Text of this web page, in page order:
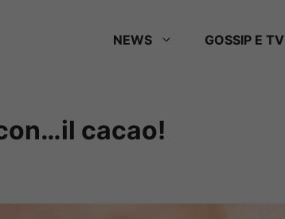
NEWS GOSSIP E TV
cacao!